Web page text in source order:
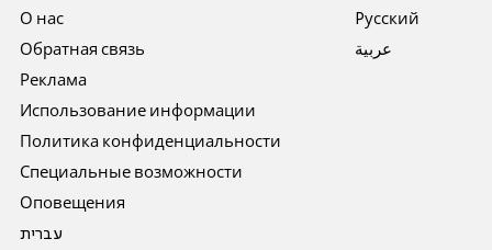
О нас
Обратная связь
Реклама
Использование информации
Политика конфиденциальности
Специальные возможности
Оповещения
עברית
Pусский
عربية